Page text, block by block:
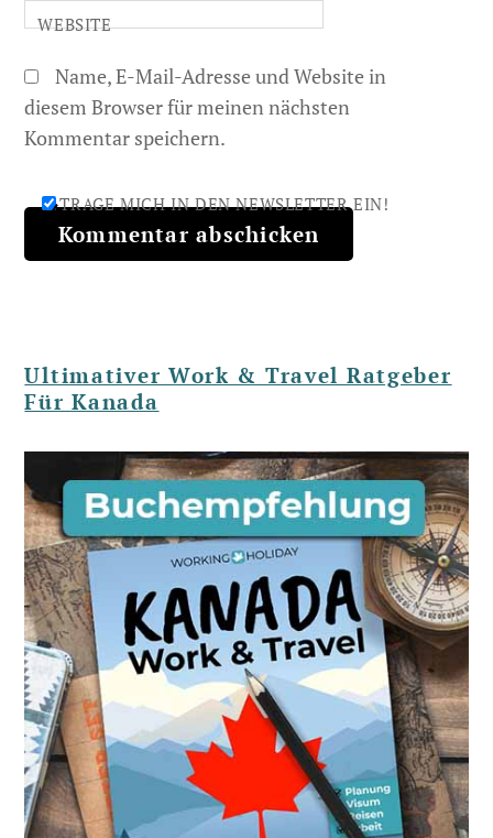
WEBSITE
Name, E-Mail-Adresse und Website in
diesem Browser für meinen nächsten
Kommentar speichern.
TRAGE MICH IN DEN NEWSLETTER EIN!
Ultimativer Work & Travel Ratgeber
Für Kanada